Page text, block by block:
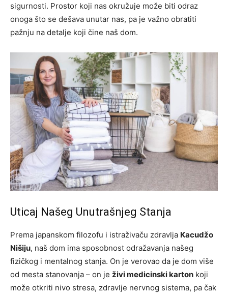
sigurnosti. Prostor koji nas okružuje može biti odraz
onoga što se dešava unutar nas, pa je važno obratiti
pažnju na detalje koji čine naš dom.
Uticaj Našeg Unutrašnjeg Stanja
Prema japanskom filozofu i istraživaču zdravlja Kacudžo
Nišiju, naš dom ima sposobnost odražavanja našeg
fizičkog i mentalnog stanja. On je verovao da je dom više
od mesta stanovanja – on je živi medicinski karton koji
može otkriti nivo stresa, zdravlje nervnog sistema, pa čak